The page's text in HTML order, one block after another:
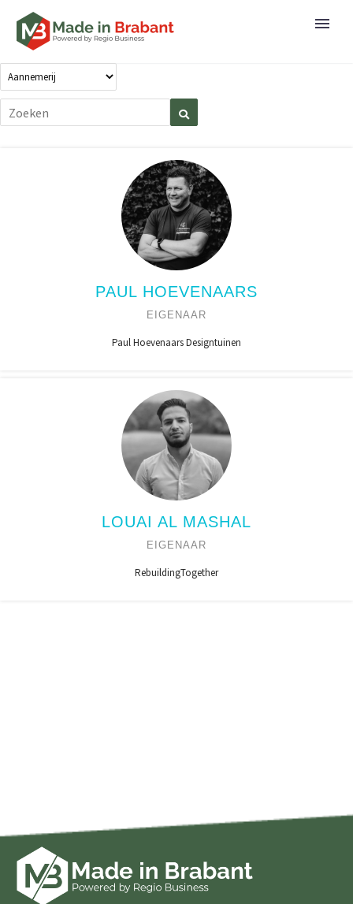
PAUL HOEVENAARS
EIGENAAR
Paul Hoevenaars Designtuinen
LOUAI AL MASHAL
EIGENAAR
RebuildingTogether